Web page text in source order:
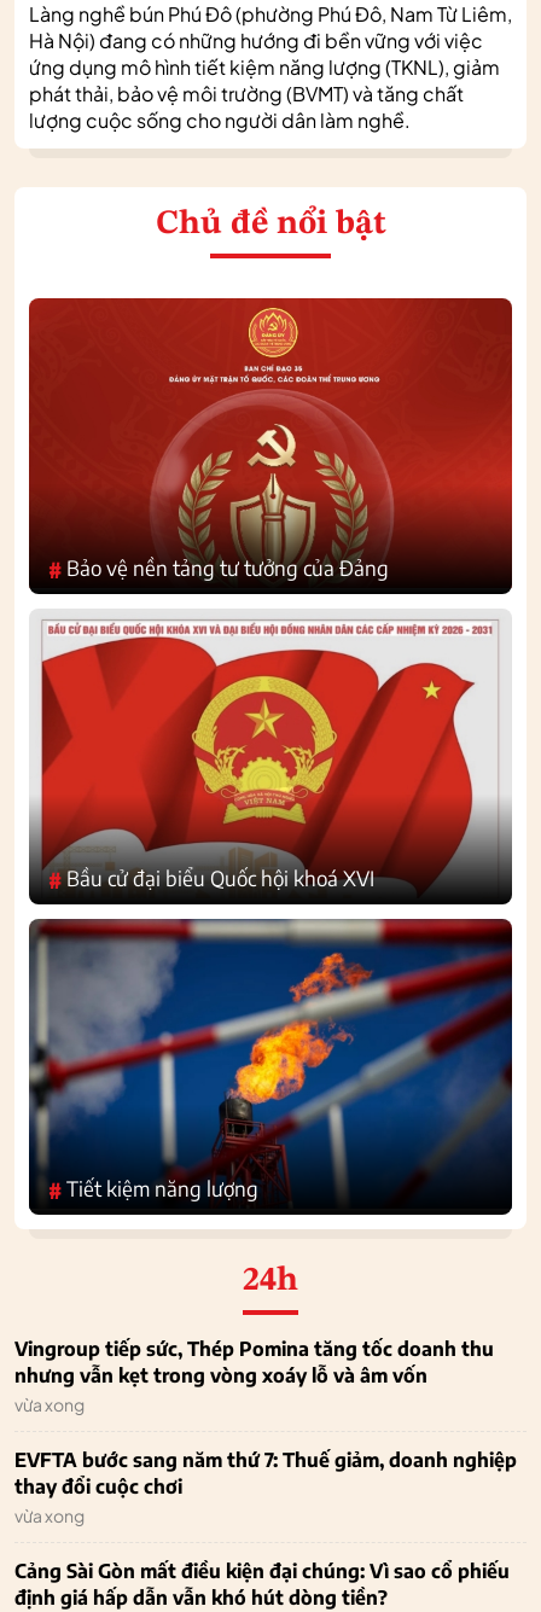
Làng nghề bún Phú Đô (phường Phú Đô, Nam Từ Liêm,
Hà Nội) đang có những hướng đi bền vững với việc
ứng dụng mô hình tiết kiệm năng lượng (TKNL), giảm
phát thải, bảo vệ môi trường (BVMT) và tăng chất
lượng cuộc sống cho người dân làm nghề.
Chủ đề nổi bật
# Bảo vệ nền tảng tư tưởng của Đảng
#Bầu cử đại biểu Quốc hội khoá XVI
#Tiết kiệm năng lượng
24h
Vingroup tiếp sức, Thép Pomina tăng tốc doanh thu
nhưng vẫn kẹt trong vòng xoáy lỗ và âm vốn
vừa xong
EVFTA bước sang năm thứ 7: Thuế giảm, doanh nghiệp
thay đổi cuộc chơi
vừa xong
Cảng Sài Gòn mất điều kiện đại chúng: Vì sao cổ phiếu
định giá hấp dẫn vẫn khó hút dòng tiền?